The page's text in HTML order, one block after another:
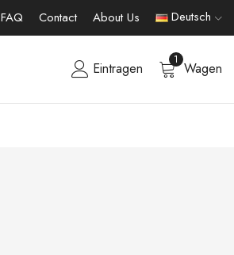
FAQ Contact About Us Deutsch
Eintragen
1
Wagen